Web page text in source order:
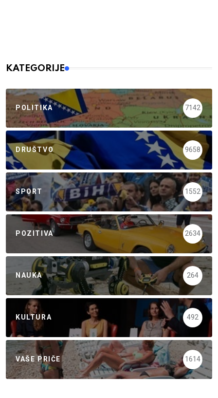
KATEGORIJE
POLITIKA 7142
DRUŠTVO 9658
SPORT 1552
POZITIVA 2634
NAUKA 264
KULTURA 492
VAŠE PRIČE 1614